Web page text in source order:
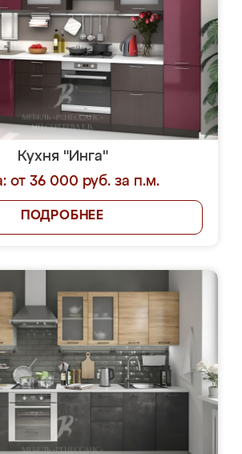
Кухня "Инга"
от 36 000 руб. за п.м.
ПОДРОБНЕЕ